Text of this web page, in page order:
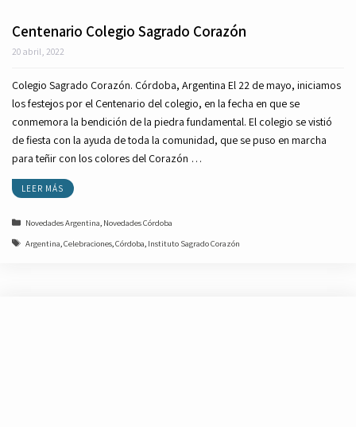
Centenario Colegio Sagrado Corazón
20 abril, 2022
Colegio Sagrado Corazón. Córdoba, Argentina El 22 de mayo, iniciamos
los festejos por el Centenario del colegio, en la fecha en que se
conmemora la bendición de la piedra fundamental. El colegio se vistió
de fiesta con la ayuda de toda la comunidad, que se puso en marcha
para teñir con los colores del Corazón …
LEER MÁS
Categorías
Novedades Argentina, Novedades Córdoba
Etiquetas
Argentina,Celebraciones,Córdoba, Instituto Sagrado Corazón